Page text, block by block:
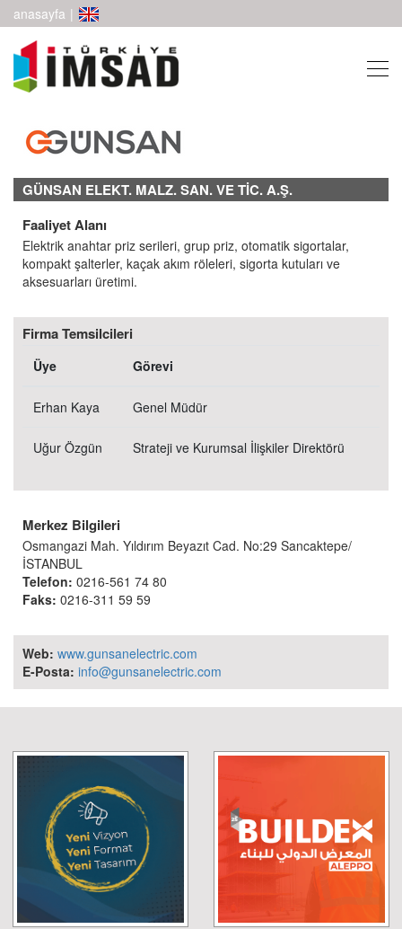
anasayfa |
GÜNSAN ELEKT. MALZ. SAN. VE TİC. A.Ş.
Faaliyet Alanı
Elektrik anahtar priz serileri, grup priz, otomatik sigortalar,
kompakt şalterler, kaçak akım röleleri, sigorta kutuları ve
aksesuarları üretimi.
Firma Temsilcileri
Üye Görevi
Erhan Kaya Genel Müdür
Uğur Özgün Strateji ve Kurumsal İlişkiler Direktörü
Merkez Bilgileri
Osmangazi Mah. Yıldırım Beyazıt Cad. No:29 Sancaktepe/
İSTANBUL
Telefon: 0216-561 74 80
Faks: 0216-311 59 59
Web: www.gunsanelectric.com
E-Posta: info@gunsanelectric.com